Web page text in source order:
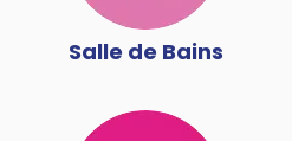
Salle de Bains